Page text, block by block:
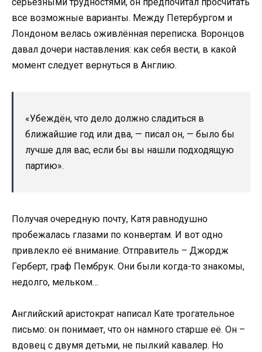
все возможные варианты. Между Петербургом и
Лондоном велась оживлённая переписка. Воронцов
давал дочери наставления: как себя вести, в какой
момент следует вернуться в Англию.
«Убеждён, что дело должно сладиться в
ближайшие год или два, — писал он, — было бы
лучше для вас, если бы вы нашли подходящую
партию».
Получая очередную почту, Катя равнодушно
пробежалась глазами по конвертам. И вот одно
привлекло её внимание. Отправитель – Джордж
Герберт, граф Пембрук. Они были когда-то знакомы,
недолго, мельком…
Английский аристократ написал Кате трогательное
письмо: он понимает, что он намного старше её. Он –
вдовец с двумя детьми, не пылкий кавалер. Но